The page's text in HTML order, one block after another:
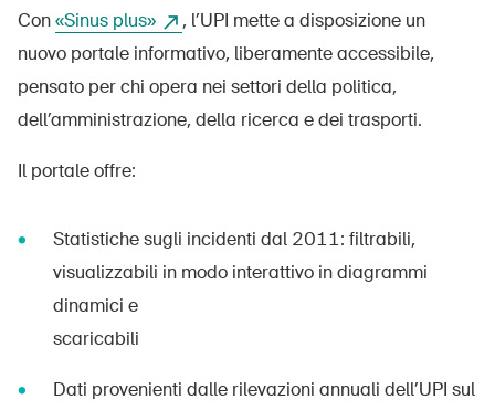
Con«Sinus plus»
, l’UPI mette a disposizione un
nuovo portale informativo, liberamente accessibile,
pensato per chi opera nei settori della politica,
dell’amministrazione, della ricerca e dei trasporti.
Il portale offre:
Statistiche sugli incidenti dal 2011: filtrabili,
visualizzabili in modo interattivo in diagrammi
dinamici e
scaricabili
Dati provenienti dalle rilevazioni annuali dell’UPI sul